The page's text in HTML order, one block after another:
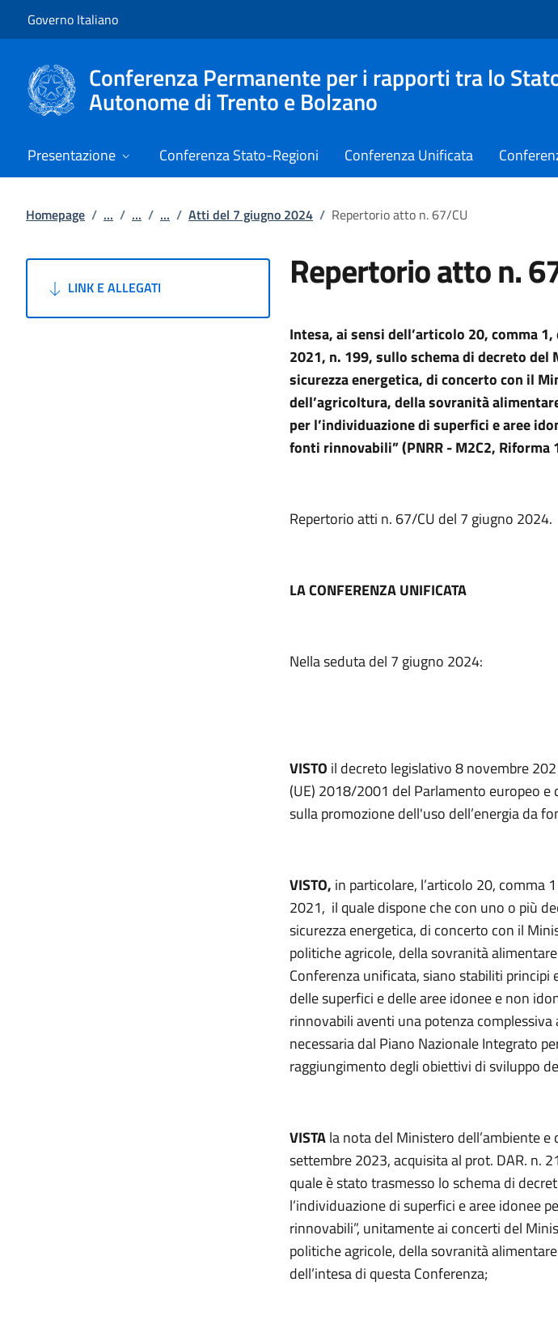
Governo Italiano
Conferenza Permanente per i rapporti tra lo
Autonome di Trento e Bolzano
Presentazione Conferenza Stato-Regioni Conferenza Unificata
Homepage / ... / ... / ... / Atti del 7 giugno 2024 / Repertorio atto n. 67/CU
LINK E ALLEGATI Repertorio atto n.
Intesa, ai sensi dell’articolo 20, comma
2021, n. 199, sullo schema di decreto
sicurezza energetica, di concerto con il
dell’agricoltura, della sovranità
per l’individuazione di superfici e aree
fonti rinnovabili” (PNRR - M2C2, Riforma
Repertorio atti n. 67/CU del 7 giugno 2024.
LA CONFERENZA UNIFICATA
Nella seduta del 7 giugno 2024:
VISTO il decreto legislativo 8 novembre
(UE) 2018/2001 del Parlamento europeo e
sulla promozione dell'uso dell’energia da
VISTO, in particolare, l’articolo 20, comma
2021, il quale dispone che con uno o più
sicurezza energetica, di concerto con il
politiche agricole, della sovranità
Conferenza unificata, siano stabiliti
delle superfici e delle aree idonee e non
rinnovabili aventi una potenza
necessaria dal Piano Nazionale Integrato
raggiungimento degli obiettivi di sviluppo
VISTAla nota del Ministero dell’ambiente e
settembre 2023, acquisita al prot. DAR. n.
quale è stato trasmesso lo schema di
l’individuazione di superfici e aree idonee
rinnovabili”, unitamente ai concerti del
politiche agricole, della sovranità
dell’intesa di questa Conferenza;